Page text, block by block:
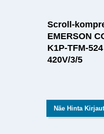
Scroll-
EMERSON
K1P-TFM-
420V/3/5
Näe Hinta